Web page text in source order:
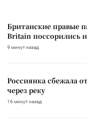
Британские правые
Britain поссорились
9 минут назад
Россиянка сбежала
через реку
16 минут назад